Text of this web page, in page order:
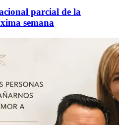
parcial de la
semana